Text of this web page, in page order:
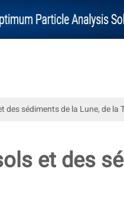
sédiments de la Lune, de la
et des